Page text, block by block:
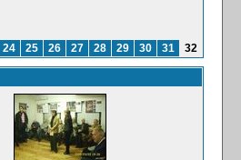
24 25 26 27 28 29 30 31 32